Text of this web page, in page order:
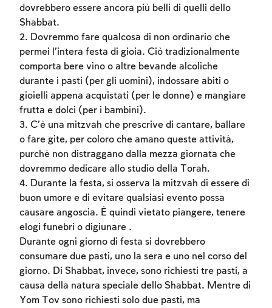
dovrebbero essere ancora più belli di quelli dello
Shabbat.
2. Dovremmo fare qualcosa di non ordinario che
permei l’intera festa di gioia. Ciò tradizionalmente
comporta bere vino o altre bevande alcoliche
durante i pasti (per gli uomini), indossare abiti o
gioielli appena acquistati (per le donne) e mangiare
frutta e dolci (per i bambini).
3. C’è una mitzvah che prescrive di cantare, ballare
o fare gite, per coloro che amano queste attività,
purché non distraggano dalla mezza giornata che
dovremmo dedicare allo studio della Torah.
4. Durante la festa, si osserva la mitzvah di essere di
buon umore e di evitare qualsiasi evento possa
causare angoscia. È quindi vietato piangere, tenere
elogi funebri o digiunare .
Durante ogni giorno di festa si dovrebbero
consumare due pasti, uno la sera e uno nel corso del
giorno. Di Shabbat, invece, sono richiesti tre pasti, a
causa della natura speciale dello Shabbat. Mentre di
Yom Tov sono richiesti solo due pasti, ma
Account required
To mark concepts as learned, you'll need
to create an account or log in.
Sign up Login